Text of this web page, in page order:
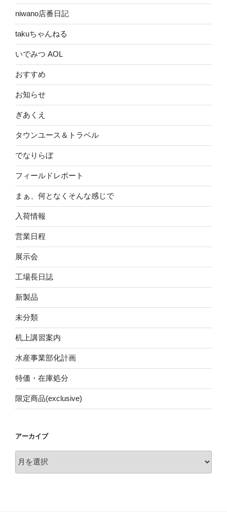
niwano店番日記
takuちゃんねる
いでみつ AOL
おすすめ
お知らせ
ぎあくえ
タウンユース＆トラベル
でなりらぼ
フィールドレポート
まぁ、何となくそんな感じで
入荷情報
営業日程
展示会
工場長日誌
新製品
未分類
机上講習案内
水産事業部化計画
特価・在庫処分
限定商品(exclusive)
アーカイブ
ー